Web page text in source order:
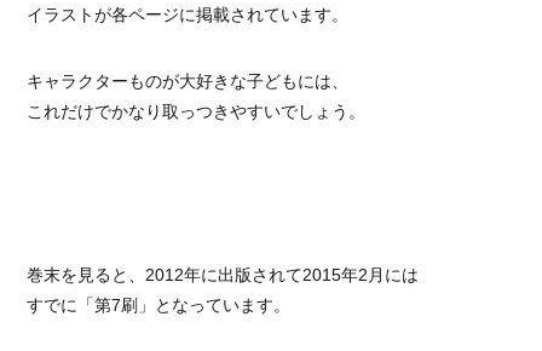
イラストが各ページに掲載されています。
キャラクターものが大好きな子どもには、
これだけでかなり取っつきやすいでしょう。
巻末を見ると、2012年に出版されて2015年2月には
すでに「第7刷」となっています。